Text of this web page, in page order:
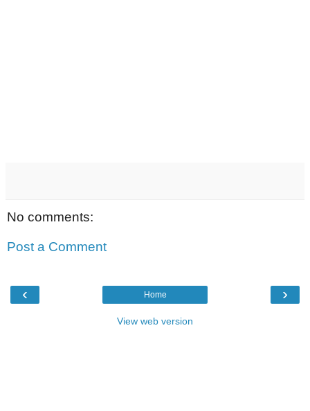
No comments:
Post a Comment
‹ ›
Home
View web version